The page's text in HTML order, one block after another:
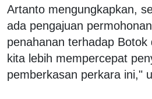
Artanto mengungkapkan,
ada pengajuan
penahanan terhadap Botok
kita lebih mempercepat
pemberkasan perkara ini,"